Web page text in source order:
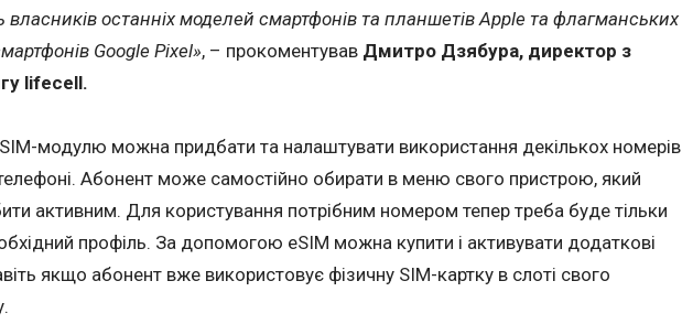
власників останніх моделей смартфонів та планшетів Apple та флагманських
Google Pixel», – прокоментував Дмитро Дзябура, директор з
lifecell.
модулю можна придбати та налаштувати використання декількох номерів
Абонент може самостійно обирати в меню свого пристрою, який
активним. Для користування потрібним номером тепер треба буде тільки
профіль. За допомогою eSIM можна купити і активувати додаткові
якщо абонент вже використовує фізичну SIM-картку в слоті свого